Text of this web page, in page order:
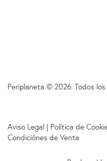
Periplaneta © 2026. Todos
Aviso Legal | Política de
Condiciónes de Venta